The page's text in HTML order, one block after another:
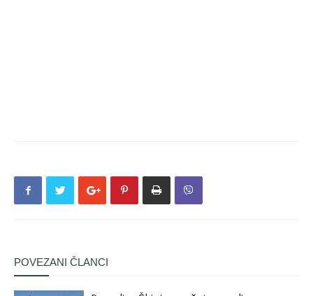
POVEZANI ČLANCI